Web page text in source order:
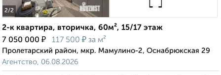
2/2
2-к квартира, вторичка, 60м², 15/17 этаж
7 050 000 ₽ 117 500 ₽ за м²
Пролетарский район, мкр. Мамулино-2, Оснабрюкская 29
Агентство, 06.08.2026